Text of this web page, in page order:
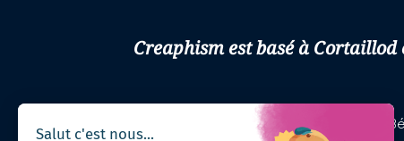
Creaphism est basé à
Cortaillod, Neuchâtel, Boudry, La Grande